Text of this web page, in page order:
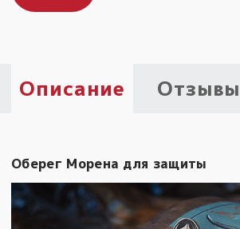
Безоплатная доставка
на заказ от 4 тыс. руб. со скидкой
Описание Отзывы
Оберег Морена для защиты